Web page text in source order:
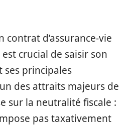
contrat d’assurance-vie
crucial de saisir son
principales
des attraits majeurs de
sur la neutralité fiscale :
pas taxativement